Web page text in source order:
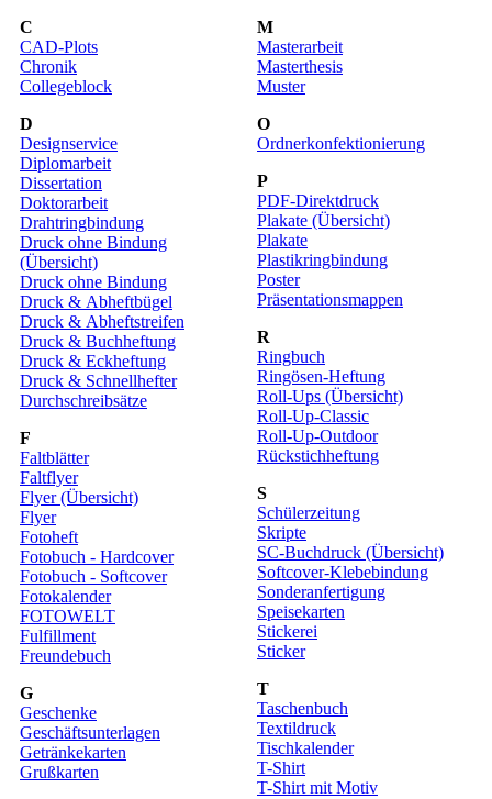
C
CAD-Plots
Chronik
Collegeblock
D
Designservice
Diplomarbeit
Dissertation
Doktorarbeit
Drahtringbindung
Druck ohne Bindung
(Übersicht)
Druck ohne Bindung
Druck & Abheftbügel
Druck & Abheftstreifen
Druck & Buchheftung
Druck & Eckheftung
Druck & Schnellhefter
Durchschreibsätze
F
Faltblätter
Faltflyer
Flyer (Übersicht)
Flyer
Fotoheft
Fotobuch - Hardcover
Fotobuch - Softcover
Fotokalender
FOTOWELT
Fulfillment
Freundebuch
G
Geschenke
Geschäftsunterlagen
Getränkekarten
Grußkarten
M
Masterarbeit
Masterthesis
Muster
O
Ordnerkonfektionierung
P
PDF-Direktdruck
Plakate (Übersicht)
Plakate
Plastikringbindung
Poster
Präsentationsmappen
R
Ringbuch
Ringösen-Heftung
Roll-Ups (Übersicht)
Roll-Up-Classic
Roll-Up-Outdoor
Rückstichheftung
S
Schülerzeitung
Skripte
SC-Buchdruck (Übersicht)
Softcover-Klebebindung
Sonderanfertigung
Speisekarten
Stickerei
Sticker
T
Taschenbuch
Textildruck
Tischkalender
T-Shirt
T-Shirt mit Motiv